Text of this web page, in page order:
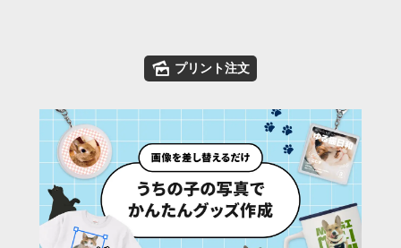
🌄 プリント注文